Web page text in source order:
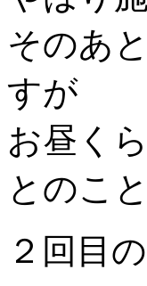
そのあ
すが
お昼く
とのこと
２回目